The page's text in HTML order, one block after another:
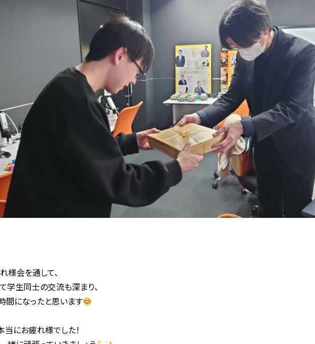
様会を通して、
学生同士の交流も深まり、
間になったと思います
当にお疲れ様でした！